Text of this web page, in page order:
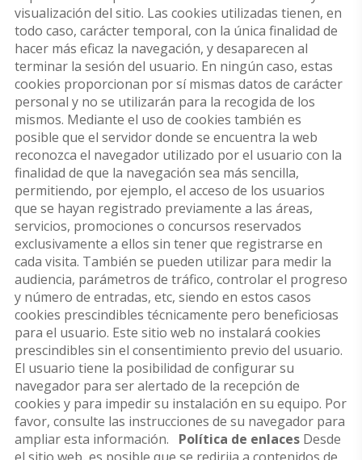
visualización del sitio. Las cookies utilizadas tienen, en
todo caso, carácter temporal, con la única finalidad de
hacer más eficaz la navegación, y desaparecen al
terminar la sesión del usuario. En ningún caso, estas
cookies proporcionan por sí mismas datos de carácter
personal y no se utilizarán para la recogida de los
mismos. Mediante el uso de cookies también es
posible que el servidor donde se encuentra la web
reconozca el navegador utilizado por el usuario con la
finalidad de que la navegación sea más sencilla,
permitiendo, por ejemplo, el acceso de los usuarios
que se hayan registrado previamente a las áreas,
servicios, promociones o concursos reservados
exclusivamente a ellos sin tener que registrarse en
cada visita. También se pueden utilizar para medir la
audiencia, parámetros de tráfico, controlar el progreso
y número de entradas, etc, siendo en estos casos
cookies prescindibles técnicamente pero beneficiosas
para el usuario. Este sitio web no instalará cookies
prescindibles sin el consentimiento previo del usuario.
El usuario tiene la posibilidad de configurar su
navegador para ser alertado de la recepción de
cookies y para impedir su instalación en su equipo. Por
favor, consulte las instrucciones de su navegador para
ampliar esta información. Política de enlaces Desde